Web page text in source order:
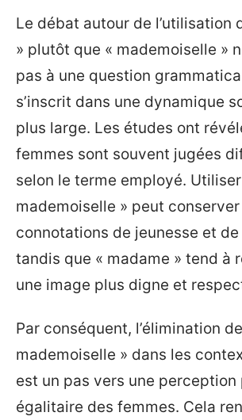
Le débat autour de l’utilisation
» plutôt que « mademoiselle »
pas à une question
s’inscrit dans une dynamique
plus large. Les études ont
femmes sont souvent jugées
selon le terme employé.
mademoiselle » peut
connotations de jeunesse et
tandis que « madame » tend à
une image plus digne et
Par conséquent, l’élimination
mademoiselle » dans les
est un pas vers une perception
égalitaire des femmes. Cela